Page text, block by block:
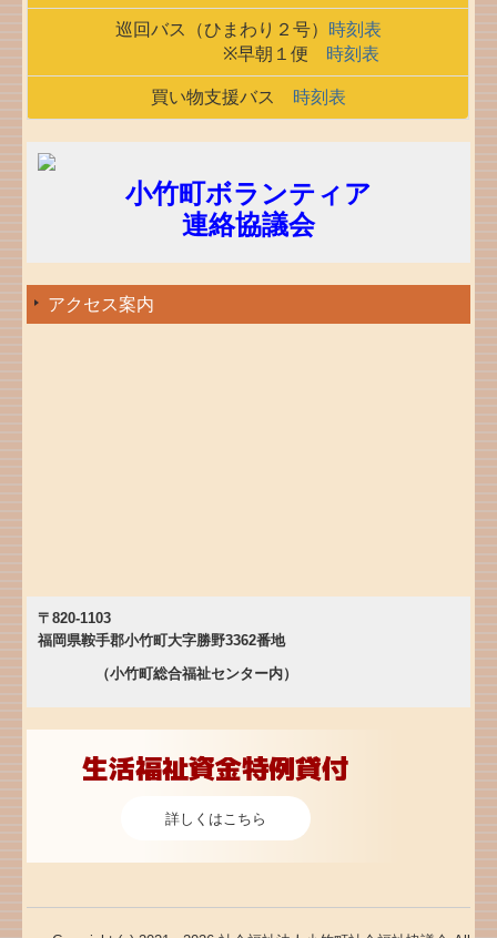
巡回バス（ひまわり２号） 時刻表
※早朝１便 時刻表
買い物支援バス 時刻表
小竹町ボランティア
連絡協議会
アクセス案内
〒820-1103
福岡県鞍手郡小竹町大字勝野3362番地
（小竹町総合福祉センター内）
生活福祉資金特例貸付
詳しくはこちら